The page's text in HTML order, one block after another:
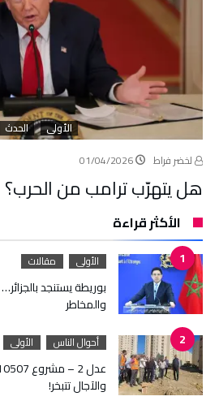
الأولى الحدث
لخضر فراط
01/04/2026
هل يتهرّب ترامب من الحرب؟
الأكثر قراءة
الأولى مقالات
بوريطة يستنجد
والمخاطر
أحوال الناس الأولى
والآجال تتبخر!